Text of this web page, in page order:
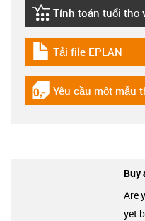
igus-icon-
Tính toán tuổi thọ
igus-icon-download-
Tải file EPLAN
igus-icon-gratismuster
Yêu cầu một mẫu
Buy
Are
yet